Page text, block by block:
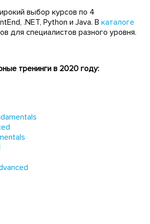
выбор курсов по 4
.NET, Python и Java. В каталоге
для специалистов разного уровня.
тренинги в 2020 году: